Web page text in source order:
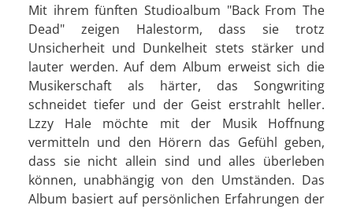
Mit ihrem fünften Studioalbum "Back From The
Dead" zeigen Halestorm, dass sie trotz
Unsicherheit und Dunkelheit stets stärker und
lauter werden. Auf dem Album erweist sich die
Musikerschaft als härter, das Songwriting
schneidet tiefer und der Geist erstrahlt heller.
Lzzy Hale möchte mit der Musik Hoffnung
vermitteln und den Hörern das Gefühl geben,
dass sie nicht allein sind und alles überleben
können, unabhängig von den Umständen. Das
Album basiert auf persönlichen Erfahrungen der